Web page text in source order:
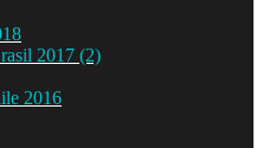
2017 (2)
2016